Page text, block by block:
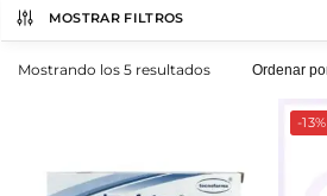
MOSTRAR FILTROS
Mostrando los 5 resultados
-13%